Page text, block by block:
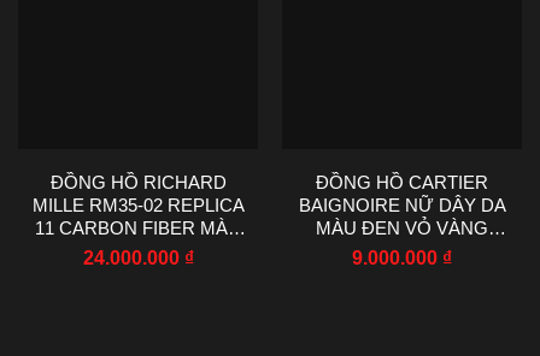
ĐỒNG HỒ RICHARD
MILLE RM35-02 REPLICA
11 CARBON FIBER MÀU
ĐỎ NHÀ MÁY RM
24.000.000 ₫
ĐỒNG HỒ CARTIER
BAIGNOIRE NỮ DÂY DA
MÀU ĐEN VỎ VÀNG
VÀNG AF FACTORY
9.000.000 ₫